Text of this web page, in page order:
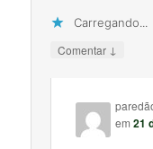
Carregando...
Comentar ↓
em21